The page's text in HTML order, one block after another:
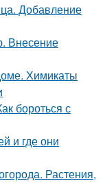
Добавление
Внесение
Химикаты
бороться с
и где они
Растения,